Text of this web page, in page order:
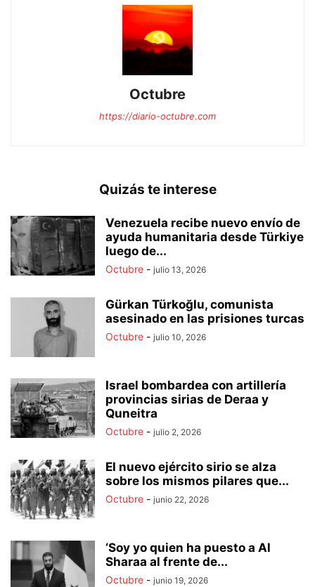
Octubre
https://diario-octubre.com
Quizás te interese
Venezuela recibe nuevo envío de
ayuda humanitaria desde Türkiye
luego de...
Octubre - julio 13, 2026
Gürkan Türkoğlu, comunista
asesinado en las prisiones turcas
Octubre - julio 10, 2026
Israel bombardea con artillería
provincias sirias de Deraa y
Quneitra
Octubre - julio 2, 2026
El nuevo ejército sirio se alza
sobre los mismos pilares que...
Octubre - junio 22, 2026
‘Soy yo quien ha puesto a Al
Sharaa al frente de...
Octubre - junio 19, 2026